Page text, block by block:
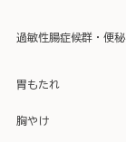
過敏性腸症候群・便秘
胃もたれ
胸やけ